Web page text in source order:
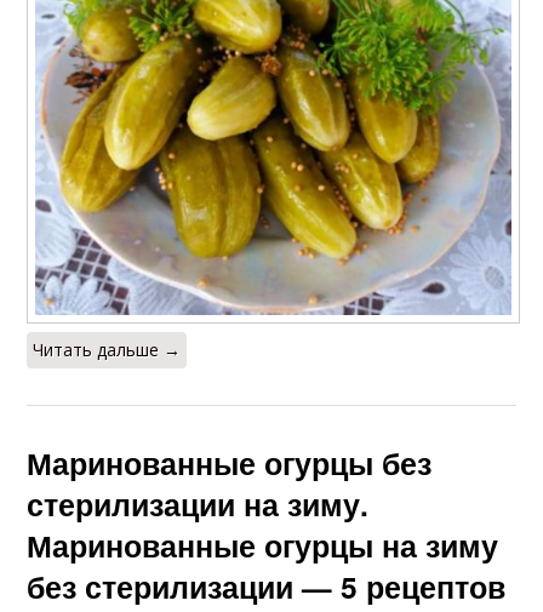
Читать дальше →
Маринованные огурцы без
стерилизации на зиму.
Маринованные огурцы на зиму
без стерилизации — 5 рецептов